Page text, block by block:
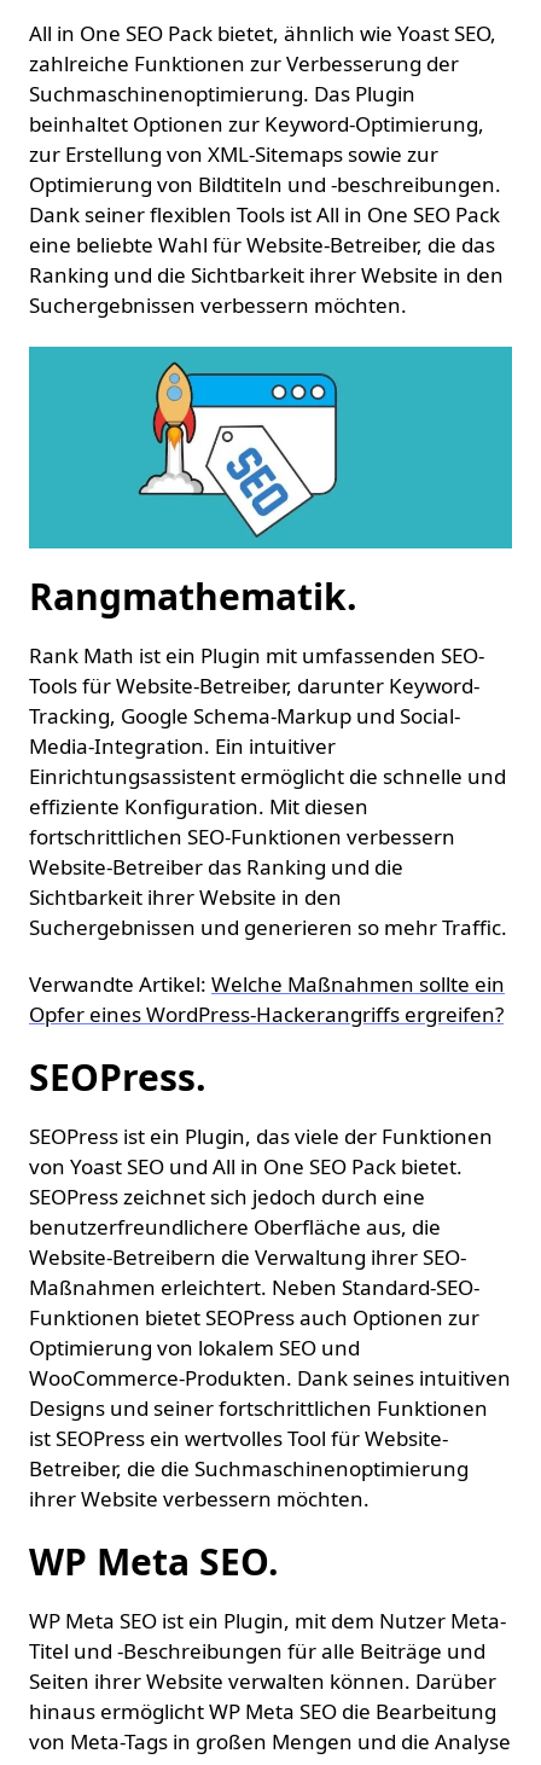
All in One SEO Pack bietet, ähnlich wie Yoast SEO,
zahlreiche Funktionen zur Verbesserung der
Suchmaschinenoptimierung. Das Plugin
beinhaltet Optionen zur Keyword-Optimierung,
zur Erstellung von XML-Sitemaps sowie zur
Optimierung von Bildtiteln und -beschreibungen.
Dank seiner flexiblen Tools ist All in One SEO Pack
eine beliebte Wahl für Website-Betreiber, die das
Ranking und die Sichtbarkeit ihrer Website in den
Suchergebnissen verbessern möchten.
Rangmathematik.
Rank Math ist ein Plugin mit umfassenden SEO-
Tools für Website-Betreiber, darunter Keyword-
Tracking, Google Schema-Markup und Social-
Media-Integration. Ein intuitiver
Einrichtungsassistent ermöglicht die schnelle und
effiziente Konfiguration. Mit diesen
fortschrittlichen SEO-Funktionen verbessern
Website-Betreiber das Ranking und die
Sichtbarkeit ihrer Website in den
Suchergebnissen und generieren so mehr Traffic.
Verwandte Artikel: Welche Maßnahmen sollte ein
Opfer eines WordPress-Hackerangriffs ergreifen?
SEOPress.
SEOPress ist ein Plugin, das viele der Funktionen
von Yoast SEO und All in One SEO Pack bietet.
SEOPress zeichnet sich jedoch durch eine
benutzerfreundlichere Oberfläche aus, die
Website-Betreibern die Verwaltung ihrer SEO-
Maßnahmen erleichtert. Neben Standard-SEO-
Funktionen bietet SEOPress auch Optionen zur
Optimierung von lokalem SEO und
WooCommerce-Produkten. Dank seines intuitiven
Designs und seiner fortschrittlichen Funktionen
ist SEOPress ein wertvolles Tool für Website-
Betreiber, die die Suchmaschinenoptimierung
ihrer Website verbessern möchten.
WP Meta SEO.
WP Meta SEO ist ein Plugin, mit dem Nutzer Meta-
Titel und -Beschreibungen für alle Beiträge und
Seiten ihrer Website verwalten können. Darüber
hinaus ermöglicht WP Meta SEO die Bearbeitung
von Meta-Tags in großen Mengen und die Analyse